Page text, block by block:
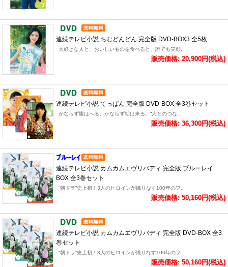
連続テレビ小説 ちむどんどん 完全版 DVD-BOX3 全5枚
大好きな人と、おいしいものを食べると、誰でも笑顔..
販売価格: 20,900円(税込)
連続テレビ小説 てっぱん 完全版 DVD-BOX 全3巻セット
かならず腹はへる。かならず朝は来る。“人とのつな..
販売価格: 36,300円(税込)
連続テレビ小説 カムカムエヴリバディ 完全版 ブルーレイ
BOX 全3巻セット
“朝ドラ”史上初！3人のヒロインが織りなす100年のフ..
販売価格: 50,160円(税込)
連続テレビ小説 カムカムエヴリバディ 完全版 DVD-BOX 全3
巻セット
“朝ドラ”史上初！3人のヒロインが織りなす100年のフ..
販売価格: 50,160円(税込)